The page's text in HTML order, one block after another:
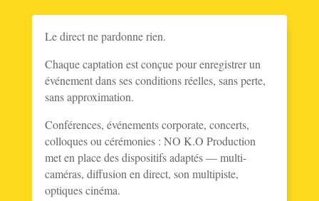
Le direct ne pardonne rien.
Chaque captation est conçue pour enregistrer un
événement dans ses conditions réelles, sans perte,
sans approximation.
Conférences, événements corporate, concerts,
colloques ou cérémonies : NO K.O Production
met en place des dispositifs adaptés — multi-
caméras, diffusion en direct, son multipiste,
optiques cinéma.